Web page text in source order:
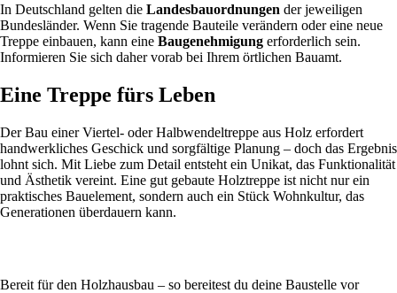
In Deutschland gelten die Landesbauordnungen der jeweiligen
Bundesländer. Wenn Sie tragende Bauteile verändern oder eine neue
Treppe einbauen, kann eine Baugenehmigung erforderlich sein.
Informieren Sie sich daher vorab bei Ihrem örtlichen Bauamt.
Eine Treppe fürs Leben
Der Bau einer Viertel- oder Halbwendeltreppe aus Holz erfordert
handwerkliches Geschick und sorgfältige Planung – doch das Ergebnis
lohnt sich. Mit Liebe zum Detail entsteht ein Unikat, das Funktionalität
und Ästhetik vereint. Eine gut gebaute Holztreppe ist nicht nur ein
praktisches Bauelement, sondern auch ein Stück Wohnkultur, das
Generationen überdauern kann.
Bereit für den Holzhausbau – so bereitest du deine Baustelle vor